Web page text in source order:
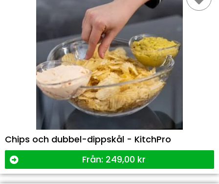
Chips och dubbel-dippskål - KitchPro
Från: 249,00 kr